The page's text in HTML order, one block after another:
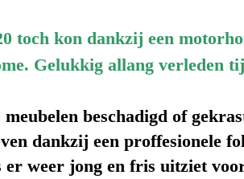
toch kon dankzij een
Gelukkig allang verleden
meubelen beschadigd of
dankzij een proffesionele
er weer jong en fris uitziet